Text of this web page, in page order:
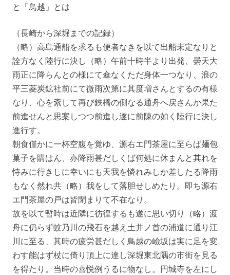
と「鳥越」とは
（長崎から深堀までの記録）
（略）高島通船を求るも便者なきを以て出船未定なりと
詮方なく陸行に決し（略）午前十時半より出発、曇天大
雨正に降らんとの様にて傘なくただ身体一つなり、浪の
平三菱炭鉱社前にて微雨次第に其度増さんとするの有様
なり、心を紊して再び鉄橋の側なる通舟へ戻さんか果た
前進せんと思案しつつ前進し遂に前陳の如く陸行に決し
進行す。
朝食僅かに一杯空腹を覚ゆ、源右エ門茶屋に至らば麺包
菓子を購はん、亦降雨甚だしくば何処に休まんと其れを
恃みに行きしに幸いにも天我を憐れみしか差したる降雨
もなく然れ共（略）我をして落胆せしめたり。即ち源右
エ門茶屋の戸は皆閉まりて不在なり。
故を以て暫時は近隣に彷徨するも遂に思い切り（略）渡
舟に仍らず蚊乃川の飛石を越え土井ノ首の浦道に通り江
川に至る、其時の疲労甚だしく鳥越の嶮坂は実に足を変
わす能はず杖に倚り頂上に達し深堀東北隅の市街を見る
を得たり。当時の喜悦例うるに物なし。円城寺を左にし